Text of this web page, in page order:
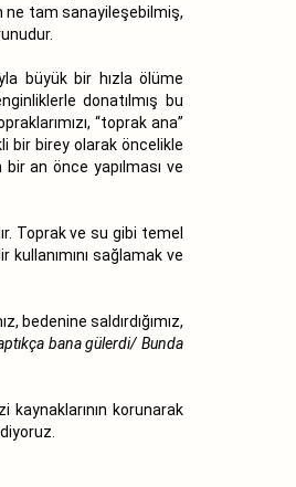
ne tam sanayileşebilmiş,
büyük bir hızla ölüme
donatılmış bu
“toprak ana”
bir birey olarak öncelikle
an önce yapılması ve
Toprak ve su gibi temel
sağlamak ve
bedenine saldırdığımız,
bana gülerdi/ Bunda
kaynaklarının korunarak